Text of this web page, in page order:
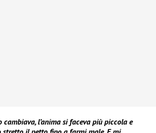
cambiava, l’anima si faceva più piccola e